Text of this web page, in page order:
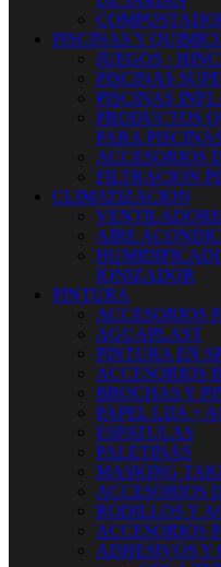
PISCINAS Y
JUEGOS -
PISCINAS
PISCINAS
PRODUCTOS
PARA
ACCESORIOS
FILTRACION
CLIMATIZACION
AIRE
IONIZADOR
PINTURA
ACCESORIOS
AGUAPLAST
PINTURA EN
ACCESORIOS
BROCHAS Y
PAPEL LIJA +
ESPATULAS
PALETINAS
MASKING
ACCESORIOS
RODILLOS Y
ACCESORIOS
ADHESIVOS Y